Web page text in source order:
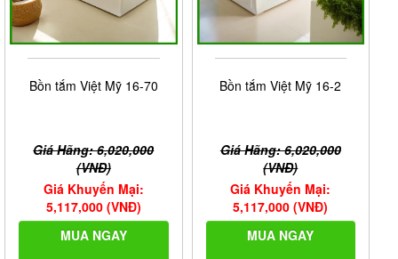
Bồn tắm Việt Mỹ 16-70
Giá Hãng: 6,020,000
(VNĐ)
Giá Khuyến Mại:
5,117,000 (VNĐ)
MUA NGAY
Bồn tắm Việt Mỹ 16-2
Giá Hãng: 6,020,000
(VNĐ)
Giá Khuyến Mại:
5,117,000 (VNĐ)
MUA NGAY